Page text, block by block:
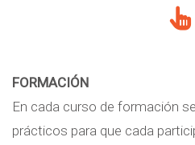
FORMACIÓN
En cada curso de formación
prácticos para que cada